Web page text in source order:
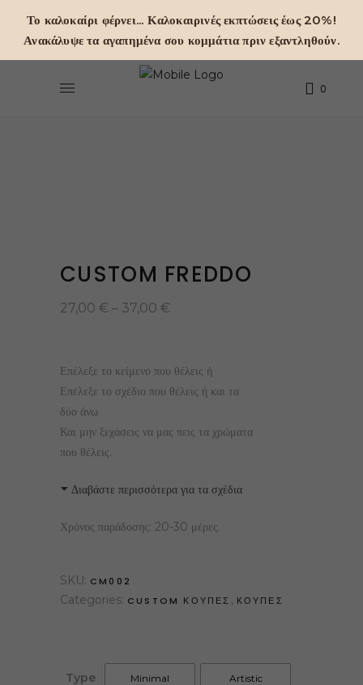
0
CUSTOM FREDDO
27,00 € – 37,00 €
Επέλεξε το κείμενο που θέλεις ή
Επέλεξε το σχέδιο που θέλεις ή και τα
δύο άνω
Και μην ξεχάσεις να μας πεις τα χρώματα
που θέλεις.
Διαβάστε περισσότερα για τα σχέδια
Χρόνος παράδοσης: 20-30 μέρες.
SKU: CM002
Categories: CUSTOM ΚΟΥΠΕΣ , ΚΟΥΠΕΣ
Type Minimal Artistic
Το καλοκαίρι φέρνει... Καλοκαιρινές εκπτώσεις έως 20%!
Ανακάλυψε τα αγαπημένα σου κομμάτια πριν εξαντληθούν.